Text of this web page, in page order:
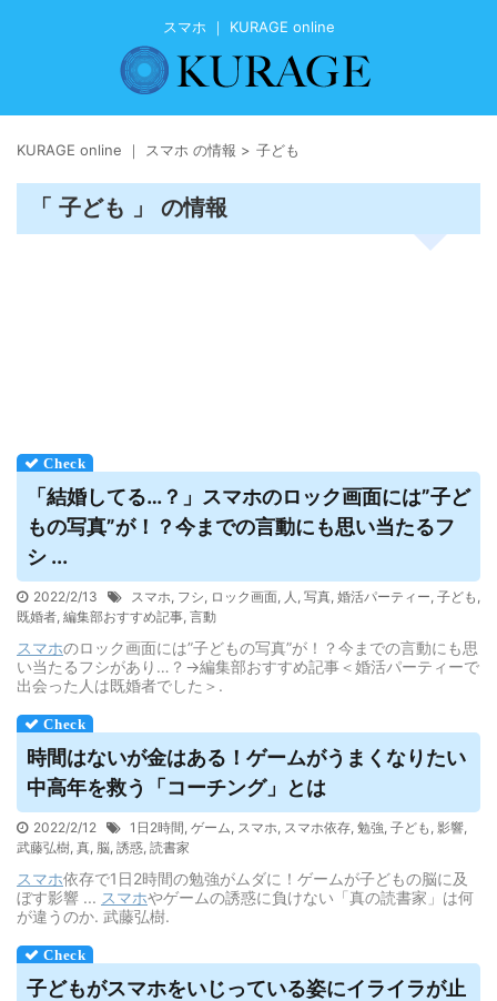
スマホ ｜ KURAGE online
KURAGE online ｜ スマホ の情報 > 子ども
「 子ども 」 の情報
「結婚してる…？」 スマホのロック画面には”子ど
もの写真”が！？今までの言動にも思い当たるフ
シ ...
2022/2/13 スマホ, フシ, ロック画面, 人 , 写真, 婚活パーティー, 子ども ,
既婚者, 編集部おすすめ記事, 言動
スマホのロック画面には”子どもの写真”が！？今までの言動にも思
い当たるフシがあり…？→編集部おすすめ記事＜婚活パーティーで
出会った人は既婚者でした＞.
時間はないが金はある！ゲームがうまくなりたい
中高年を救う「コーチング」とは
2022/2/12 1日2時間, ゲーム, スマホ, スマホ依存, 勉強, 子ども , 影響,
武藤弘樹, 真, 脳, 誘惑, 読書家
スマホ依存で1日2時間の勉強がムダに！ゲームが子どもの脳に及
ぼす影響 ... スマホやゲームの誘惑に負けない「真の読書家」は何
が違うのか. 武藤弘樹.
子どもがスマホをいじっている姿にイライラが止